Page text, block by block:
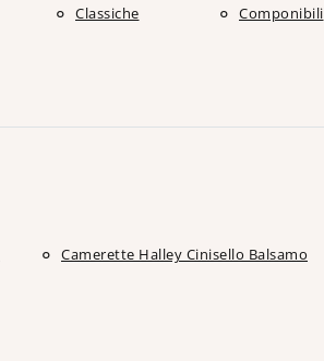
Classiche Componibili
Camerette Halley Cinisello Balsamo